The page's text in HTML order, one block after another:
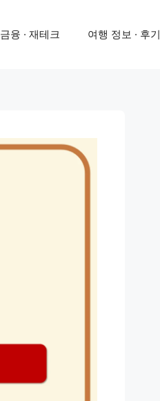
금융 · 재테크 여행 정보 · 후기